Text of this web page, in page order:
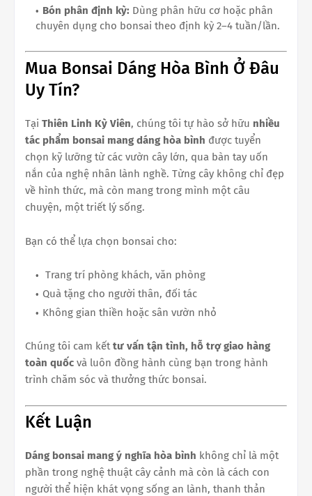
Bón phân định kỳ: Dùng phân hữu cơ hoặc phân
chuyên dụng cho bonsai theo định kỳ 2–4 tuần/lần.
Mua Bonsai Dáng Hòa Bình Ở Đâu
Uy Tín?
Tại Thiên Linh Kỳ Viên, chúng tôi tự hào sở hữu nhiều
tác phẩm bonsai mang dáng hòa bình được tuyển
chọn kỹ lưỡng từ các vườn cây lớn, qua bàn tay uốn
nắn của nghệ nhân lành nghề. Từng cây không chỉ đẹp
về hình thức, mà còn mang trong mình một câu
chuyện, một triết lý sống.
Bạn có thể lựa chọn bonsai cho:
Trang trí phòng khách, văn phòng
Quà tặng cho người thân, đối tác
Không gian thiền hoặc sân vườn nhỏ
Chúng tôi cam kết tư vấn tận tình, hỗ trợ giao hàng
toàn quốc và luôn đồng hành cùng bạn trong hành
trình chăm sóc và thưởng thức bonsai.
Kết Luận
Dáng bonsai mang ý nghĩa hòa bình không chỉ là một
phần trong nghệ thuật cây cảnh mà còn là cách con
người thể hiện khát vọng sống an lành, thanh thản